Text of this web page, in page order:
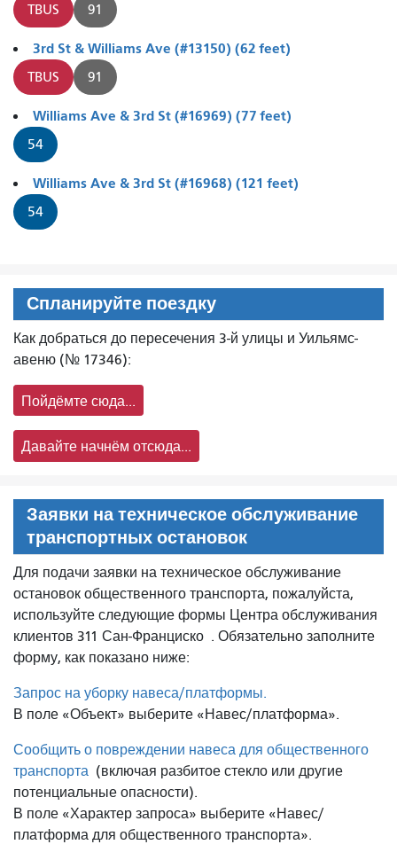
TBUS 91
3rd St & Williams Ave (#13150) (62 feet)
TBUS 91
Williams Ave & 3rd St (#16969) (77 feet)
54
Williams Ave & 3rd St (#16968) (121 feet)
54
Спланируйте поездку
Как добраться до пересечения 3-й улицы и Уильямс-
авеню (№ 17346):
Пойдёмте сюда...
Давайте начнём отсюда...
Заявки на техническое обслуживание
транспортных остановок
Для подачи заявки на техническое обслуживание
остановок общественного транспорта, пожалуйста,
используйте следующие формы Центра обслуживания
клиентов 311 Сан-Франциско . Обязательно заполните
форму, как показано ниже:
Запрос на уборку навеса/платформы.
В поле «Объект» выберите «Навес/платформа».
Сообщить о повреждении навеса для общественного
транспорта (включая разбитое стекло или другие
потенциальные опасности).
В поле «Характер запроса» выберите «Навес/
платформа для общественного транспорта».